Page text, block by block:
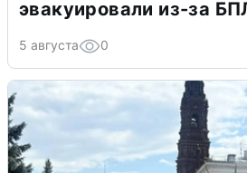
эвакуировали из-за
5 августа 0